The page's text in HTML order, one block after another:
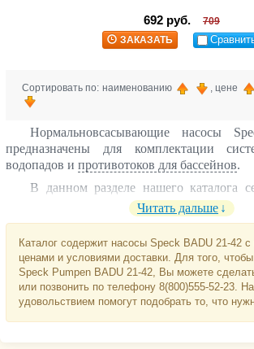
692 руб.
709
ЗАКАЗАТЬ
Сортировать по: наименованию , цене
Нормальновсасывающие насосы
предназначены для комплектации
водопадов и противотоков для бассейнов.
В данном разделе нашего каталога
представлена двумя насосами без
производительностью 32 м3/ч с
подключением. Корпус выполнен из
отверстие диаметром 63 мм под вклейку,
Читать дальше
Каталог содержит насосы Speck BADU 21-42
ценами и условиями доставки. Для того, чтобы
Speck Pumpen BADU 21-42, Вы можете
или позвонить по телефону 8(800)555-52-23.
удовольствием помогут подобрать то, что